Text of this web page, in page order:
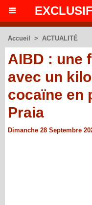
Accueil > ACTUALITÉ
AIBD : une
avec un
cocaïne en
Praia
Dimanche 28 Septembre